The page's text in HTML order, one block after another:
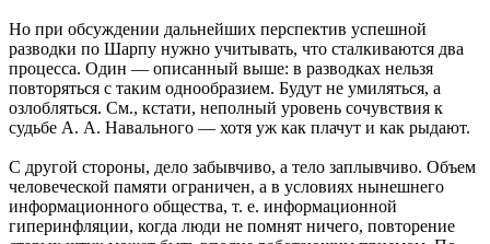
Но при обсуждении дальнейших перспектив успешной
разводки по Шарпу нужно учитывать, что сталкиваются два
процесса. Один — описанный выше: в разводках нельзя
повторяться с таким однообразием. Будут не умиляться, а
озлобляться. См., кстати, неполный уровень сочувствия к
судьбе А. А. Навального — хотя уж как плачут и как рыдают.
С другой стороны, дело забывчиво, а тело заплывчиво. Объем
человеческой памяти ограничен, а в условиях нынешнего
информационного общества, т. е. информационной
гиперинфляции, когда люди не помнят ничего, повторение